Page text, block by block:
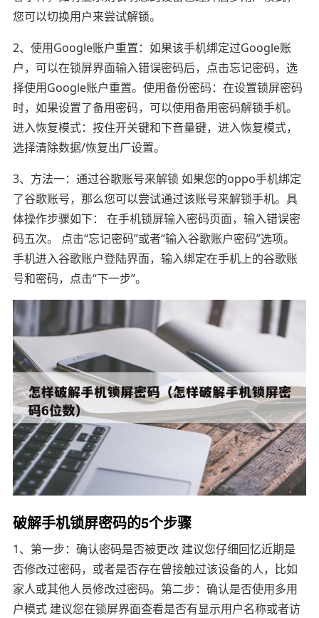
您可以切换用户来尝试解锁。
2、使用Google账户重置：如果该手机绑定过Google账
户，可以在锁屏界面输入错误密码后，点击忘记密码，选
择使用Google账户重置。使用备份密码：在设置锁屏密码
时，如果设置了备用密码，可以使用备用密码解锁手机。
进入恢复模式：按住开关键和下音量键，进入恢复模式，
选择清除数据/恢复出厂设置。
3、方法一：通过谷歌账号来解锁 如果您的oppo手机绑定
了谷歌账号，那么您可以尝试通过该账号来解锁手机。具
体操作步骤如下： 在手机锁屏输入密码页面，输入错误密
码五次。 点击“忘记密码”或者“输入谷歌账户密码”选项。
手机进入谷歌账户登陆界面，输入绑定在手机上的谷歌账
号和密码，点击“下一步”。
破解手机锁屏密码的5个步骤
1、第一步：确认密码是否被更改 建议您仔细回忆近期是
否修改过密码，或者是否存在曾接触过该设备的人，比如
家人或其他人员修改过密码。第二步：确认是否使用多用
户模式 建议您在锁屏界面查看是否有显示用户名称或者访